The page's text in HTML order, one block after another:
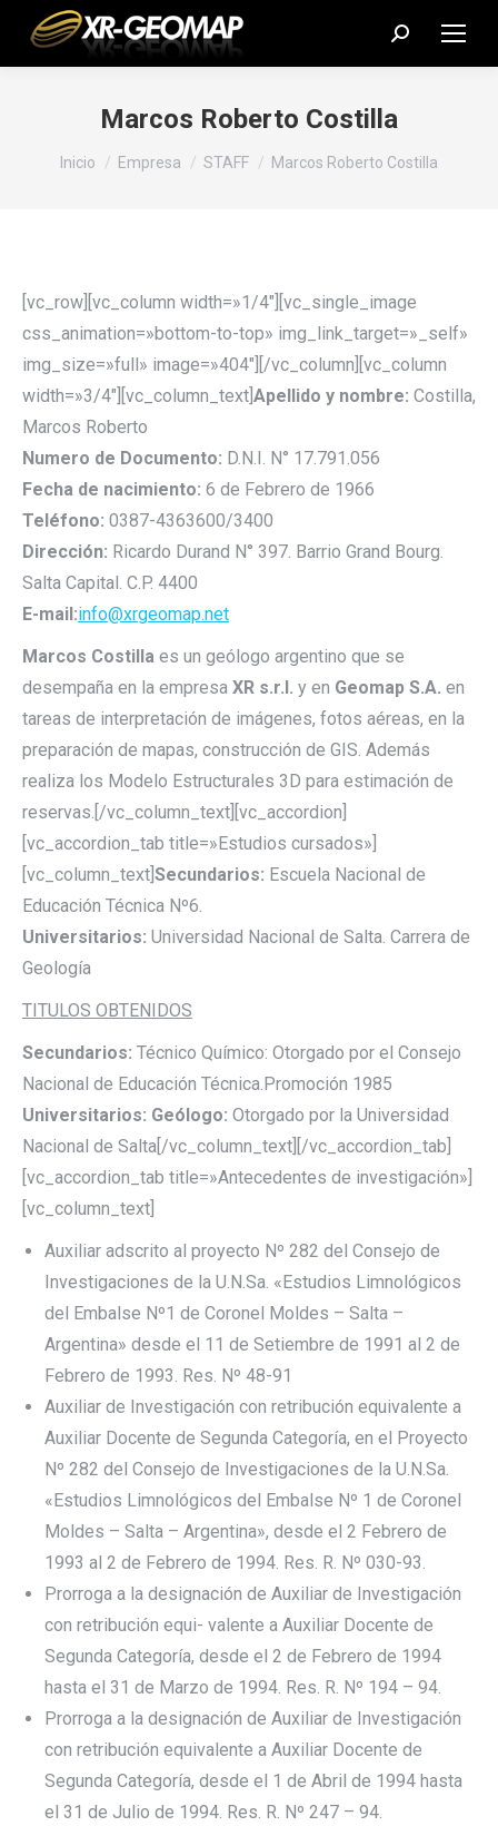
Buscar:
Marcos Roberto Costilla
Estás aquí:
Inicio Empresa STAFF Marcos Roberto Costilla
[vc_row][vc_column width=»1/4″][vc_single_image
css_animation=»bottom-to-top» img_link_target=»_self»
img_size=»full» image=»404″][/vc_column][vc_column
width=»3/4″][vc_column_text] Apellido y nombre: Costilla,
Marcos Roberto
Numero de Documento: D.N.I. N° 17.791.056
Fecha de nacimiento: 6 de Febrero de 1966
Teléfono: 0387-4363600/3400
Dirección: Ricardo Durand N° 397. Barrio Grand Bourg.
Salta Capital. C.P. 4400
E-mail:info@xrgeomap.net
Marcos Costilla es un geólogo argentino que se
desempaña en la empresa XR s.r.l. y en Geomap S.A. en
tareas de interpretación de imágenes, fotos aéreas, en la
preparación de mapas, construcción de GIS. Además
realiza los Modelo Estructurales 3D para estimación de
reservas.[/vc_column_text][vc_accordion]
[vc_accordion_tab title=»Estudios cursados»]
[vc_column_text] Secundarios: Escuela Nacional de
Educación Técnica Nº6.
Universitarios: Universidad Nacional de Salta. Carrera de
Geología
TITULOS OBTENIDOS
Secundarios: Técnico Químico: Otorgado por el Consejo
Nacional de Educación Técnica.Promoción 1985
Universitarios: Geólogo: Otorgado por la Universidad
Nacional de Salta[/vc_column_text][/vc_accordion_tab]
[vc_accordion_tab title=»Antecedentes de investigación»]
[vc_column_text]
Auxiliar adscrito al proyecto Nº 282 del Consejo de
Investigaciones de la U.N.Sa. «Estudios Limnológicos
del Embalse Nº1 de Coronel Moldes – Salta –
Argentina» desde el 11 de Setiembre de 1991 al 2 de
Febrero de 1993. Res. Nº 48-91
Auxiliar de Investigación con retribución equivalente a
Auxiliar Docente de Segunda Categoría, en el Proyecto
Nº 282 del Consejo de Investigaciones de la U.N.Sa.
«Estudios Limnológicos del Embalse Nº 1 de Coronel
Moldes – Salta – Argentina», desde el 2 Febrero de
1993 al 2 de Febrero de 1994. Res. R. Nº 030-93.
Prorroga a la designación de Auxiliar de Investigación
con retribución equi- valente a Auxiliar Docente de
Segunda Categoría, desde el 2 de Febrero de 1994
hasta el 31 de Marzo de 1994. Res. R. Nº 194 – 94.
Prorroga a la designación de Auxiliar de Investigación
con retribución equivalente a Auxiliar Docente de
Segunda Categoría, desde el 1 de Abril de 1994 hasta
el 31 de Julio de 1994. Res. R. Nº 247 – 94.